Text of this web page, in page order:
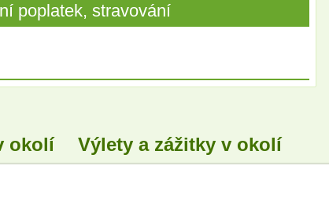
poplatek, stravování
okolí Výlety a zážitky v okolí